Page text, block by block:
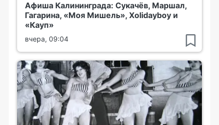
Афиша Калининграда: Сукачёв, Маршал,
Гагарина, «Моя Мишель», Xolidayboy и
«Кауп»
вчера, 09:04